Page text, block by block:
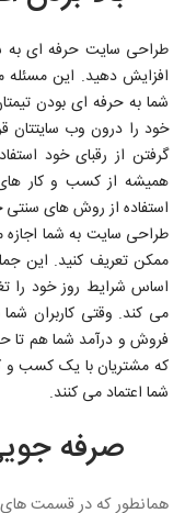
طراحی سایت حرفه ای به
افزایش دهید. این مسئله
شما به حرفه ای بودن
خود را درون وب سایتتان
گرفتن از رقبای خود
همیشه از کسب و کار های
استفاده از روش های
طراحی سایت به شما
ممکن تعریف کنید. این
اساس شرایط روز خود را
می کند. وقتی کاربران شما
فروش و درآمد شما هم تا
که مشتریان با یک کسب و
شما اعتماد می کنند.
صرفه
همانطور که در قسمت های